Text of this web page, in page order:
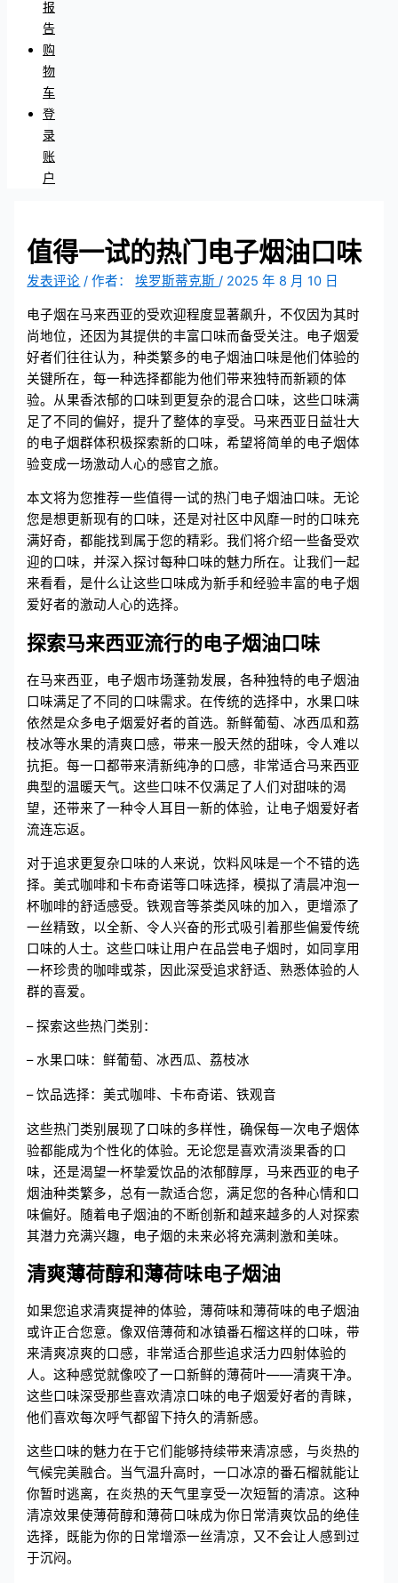
报
告
购
物
车
登
录
账
户
值得一试的热门电子烟油口味
发表评论 / 作者： 埃罗斯蒂克斯/ 2025 年 8 月 10 日
电子烟在马来西亚的受欢迎程度显著飙升，不仅因为其时
尚地位，还因为其提供的丰富口味而备受关注。电子烟爱
好者们往往认为，种类繁多的电子烟油口味是他们体验的
关键所在，每一种选择都能为他们带来独特而新颖的体
验。从果香浓郁的口味到更复杂的混合口味，这些口味满
足了不同的偏好，提升了整体的享受。马来西亚日益壮大
的电子烟群体积极探索新的口味，希望将简单的电子烟体
验变成一场激动人心的感官之旅。
本文将为您推荐一些值得一试的热门电子烟油口味。无论
您是想更新现有的口味，还是对社区中风靡一时的口味充
满好奇，都能找到属于您的精彩。我们将介绍一些备受欢
迎的口味，并深入探讨每种口味的魅力所在。让我们一起
来看看，是什么让这些口味成为新手和经验丰富的电子烟
爱好者的激动人心的选择。
探索马来西亚流行的电子烟油口味
在马来西亚，电子烟市场蓬勃发展，各种独特的电子烟油
口味满足了不同的口味需求。在传统的选择中，水果口味
依然是众多电子烟爱好者的首选。新鲜葡萄、冰西瓜和荔
枝冰等水果的清爽口感，带来一股天然的甜味，令人难以
抗拒。每一口都带来清新纯净的口感，非常适合马来西亚
典型的温暖天气。这些口味不仅满足了人们对甜味的渴
望，还带来了一种令人耳目一新的体验，让电子烟爱好者
流连忘返。
对于追求更复杂口味的人来说，饮料风味是一个不错的选
择。美式咖啡和卡布奇诺等口味选择，模拟了清晨冲泡一
杯咖啡的舒适感受。铁观音等茶类风味的加入，更增添了
一丝精致，以全新、令人兴奋的形式吸引着那些偏爱传统
口味的人士。这些口味让用户在品尝电子烟时，如同享用
一杯珍贵的咖啡或茶，因此深受追求舒适、熟悉体验的人
群的喜爱。
– 探索这些热门类别：
– 水果口味：鲜葡萄、冰西瓜、荔枝冰
– 饮品选择：美式咖啡、卡布奇诺、铁观音
这些热门类别展现了口味的多样性，确保每一次电子烟体
验都能成为个性化的体验。无论您是喜欢清淡果香的口
味，还是渴望一杯挚爱饮品的浓郁醇厚，马来西亚的电子
烟油种类繁多，总有一款适合您，满足您的各种心情和口
味偏好。随着电子烟油的不断创新和越来越多的人对探索
其潜力充满兴趣，电子烟的未来必将充满刺激和美味。
清爽薄荷醇和薄荷味电子烟油
如果您追求清爽提神的体验，薄荷味和薄荷味的电子烟油
或许正合您意。像双倍薄荷和冰镇番石榴这样的口味，带
来清爽凉爽的口感，非常适合那些追求活力四射体验的
人。这种感觉就像咬了一口新鲜的薄荷叶——清爽干净。
这些口味深受那些喜欢清凉口味的电子烟爱好者的青睐，
他们喜欢每次呼气都留下持久的清新感。
这些口味的魅力在于它们能够持续带来清凉感，与炎热的
气候完美融合。当气温升高时，一口冰凉的番石榴就能让
你暂时逃离，在炎热的天气里享受一次短暂的清凉。这种
清凉效果使薄荷醇和薄荷口味成为你日常清爽饮品的绝佳
选择，既能为你的日常增添一丝清凉，又不会让人感到过
于沉闷。